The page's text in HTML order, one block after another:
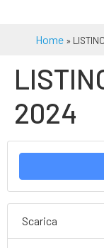
Home »
2024
Scarica